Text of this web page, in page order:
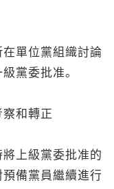
單位黨組織討論
黨委批准。
和轉正
上級黨委批准的
備黨員繼續進行